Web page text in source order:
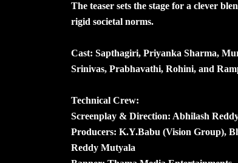
The teaser sets the stage for a clever
rigid societal norms.
Cast: Sapthagiri, Priyanka Sharma,
Srinivas, Prabhavathi, Rohini, and
Technical Crew:
Screenplay & Direction: Abhilash
Producers: K.Y.Babu (Vision Group),
Reddy Mutyala